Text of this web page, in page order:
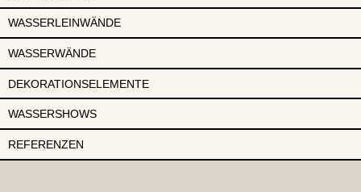
WASSERLEINWÄNDE
WASSERWÄNDE
DEKORATIONSELEMENTE
WASSERSHOWS
REFERENZEN